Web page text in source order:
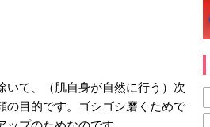
いて、（肌自身が自然に行う）次
の目的です。ゴシゴシ磨くためで